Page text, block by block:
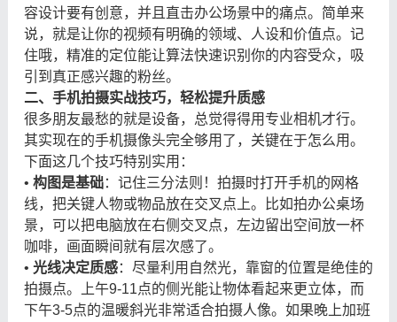
容设计要有创意，并且直击办公场景中的痛点。简单来
说，就是让你的视频有明确的领域、人设和价值点。记
住哦，精准的定位能让算法快速识别你的内容受众，吸
引到真正感兴趣的粉丝。
二、手机拍摄实战技巧，轻松提升质感
很多朋友最愁的就是设备，总觉得得用专业相机才行。
其实现在的手机摄像头完全够用了，关键在于怎么用。
下面这几个技巧特别实用：
• 构图是基础：记住三分法则！拍摄时打开手机的网格
线，把关键人物或物品放在交叉点上。比如拍办公桌场
景，可以把电脑放在右侧交叉点，左边留出空间放一杯
咖啡，画面瞬间就有层次感了。
• 光线决定质感：尽量利用自然光，靠窗的位置是绝佳的
拍摄点。上午9-11点的侧光能让物体看起来更立体，而
下午3-5点的温暖斜光非常适合拍摄人像。如果晚上加班